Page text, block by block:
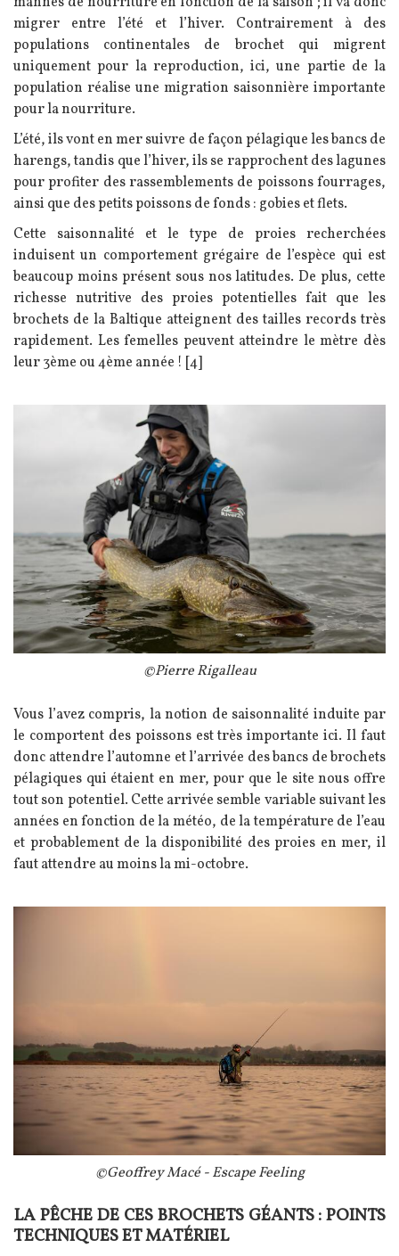
migrer entre l’été et l’hiver. Contrairement à des
populations continentales de brochet qui migrent
uniquement pour la reproduction, ici, une partie de la
population réalise une migration saisonnière importante
pour la nourriture.
L’été, ils vont en mer suivre de façon pélagique les bancs de
harengs, tandis que l’hiver, ils se rapprochent des lagunes
pour profiter des rassemblements de poissons fourrages,
ainsi que des petits poissons de fonds : gobies et flets.
Cette saisonnalité et le type de proies recherchées
induisent un comportement grégaire de l’espèce qui est
beaucoup moins présent sous nos latitudes. De plus, cette
richesse nutritive des proies potentielles fait que les
brochets de la Baltique atteignent des tailles records très
rapidement. Les femelles peuvent atteindre le mètre dès
leur 3ème ou 4ème année ! [4]
©Pierre Rigalleau
Texte
Vous l’avez compris, la notion de saisonnalité induite par
le comportent des poissons est très importante ici. Il faut
donc attendre l’automne et l’arrivée des bancs de brochets
pélagiques qui étaient en mer, pour que le site nous offre
tout son potentiel. Cette arrivée semble variable suivant les
années en fonction de la météo, de la température de l’eau
et probablement de la disponibilité des proies en mer, il
faut attendre au moins la mi-octobre.
©Geoffrey Macé - Escape Feeling
Texte
LA PÊCHE DE CES BROCHETS GÉANTS : POINTS
TECHNIQUES ET MATÉRIEL